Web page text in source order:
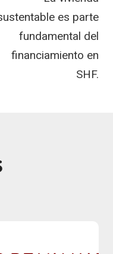
es parte
fundamental del
financiamiento en
SHF.